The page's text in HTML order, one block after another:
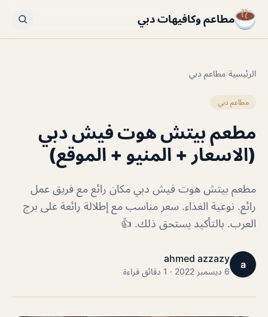
مطاعم وكافيهات دبي
الرئيسية/مطاعم دبي
مطاعم دبي
مطعم بيتش هوت فيش دبي
(الاسعار + المنيو + الموقع)
مطعم بيتش هوت فيش دبي مكان رائع مع فريق عمل
رائع. نوعية الغذاء. سعر مناسب مع إطلالة رائعة على برج
العرب. بالتأكيد يستحق ذلك. 👍
a
ahmed azzazy
6 ديسمبر 2022 · 1 دقائق قراءة